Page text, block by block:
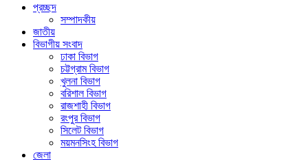
প্রচ্ছদ
সম্পাদকীয়
জাতীয়
বিভাগীয় সংবাদ
ঢাকা বিভাগ
চট্টগ্রাম বিভাগ
খুলনা বিভাগ
বরিশাল বিভাগ
রাজশাহী বিভাগ
রংপুর বিভাগ
সিলেট বিভাগ
ময়মনসিংহ বিভাগ
জেলা